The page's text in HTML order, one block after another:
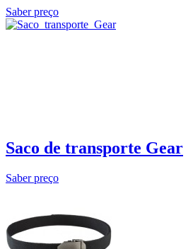
Saber preço
Saco de transporte Gear
Saber preço